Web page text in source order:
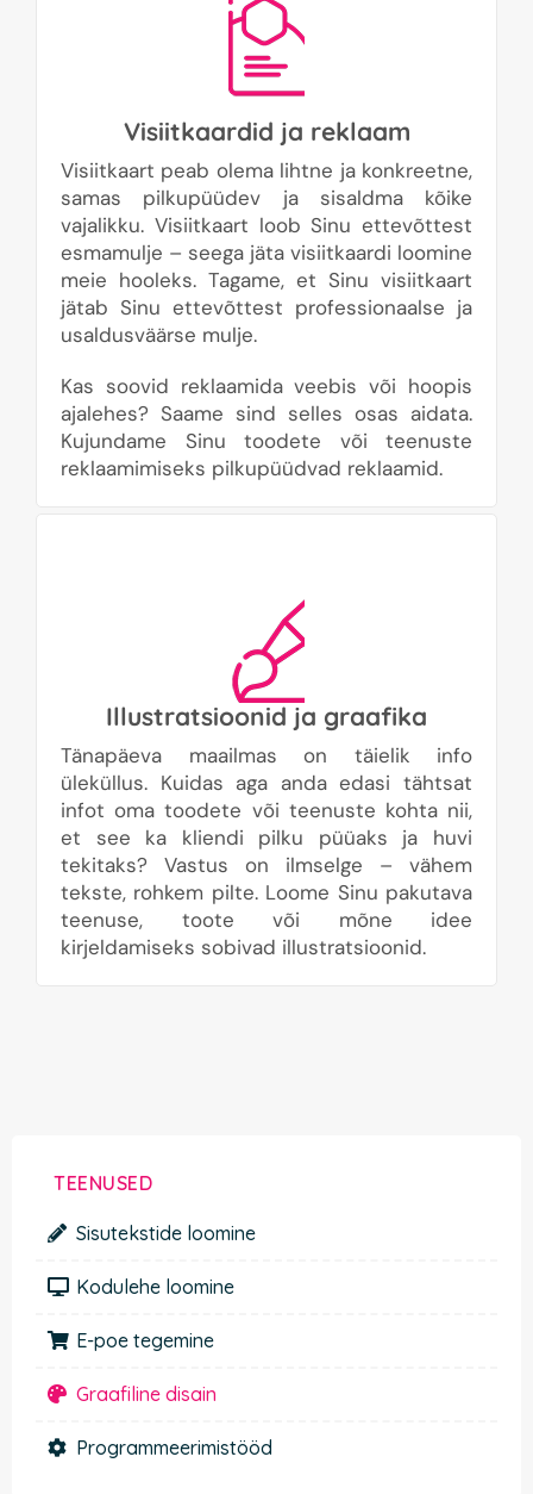
Visiitkaardid ja reklaam
Visiitkaart peab olema lihtne ja konkreetne,
samas pilkupüüdev ja sisaldma kõike
vajalikku. Visiitkaart loob Sinu ettevõttest
esmamulje – seega jäta visiitkaardi loomine
meie hooleks. Tagame, et Sinu visiitkaart
jätab Sinu ettevõttest professionaalse ja
usaldusväärse mulje.
Kas soovid reklaamida veebis või hoopis
ajalehes? Saame sind selles osas aidata.
Kujundame Sinu toodete või teenuste
reklaamimiseks pilkupüüdvad reklaamid.
Illustratsioonid ja graafika
Tänapäeva maailmas on täielik info
üleküllus. Kuidas aga anda edasi tähtsat
infot oma toodete või teenuste kohta nii,
et see ka kliendi pilku püüaks ja huvi
tekitaks? Vastus on ilmselge – vähem
tekste, rohkem pilte. Loome Sinu pakutava
teenuse, toote või mõne idee
kirjeldamiseks sobivad illustratsioonid.
TEENUSED
Sisutekstide loomine
Kodulehe loomine
E-poe tegemine
Graafiline disain
Programmeerimistööd